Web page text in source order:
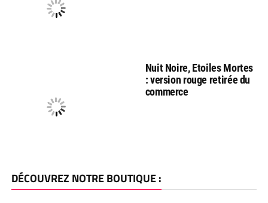
Nuit Noire, Etoiles Mortes
: version rouge retirée du
commerce
DÉCOUVREZ NOTRE BOUTIQUE :